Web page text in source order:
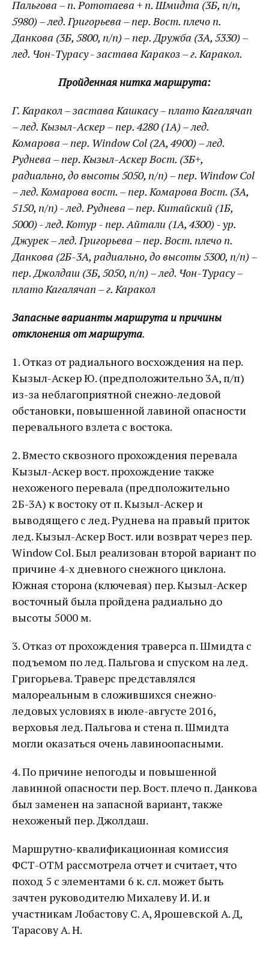
Пальгова – п. Рототаева + п. Шмидта (3Б, п/п,
5980) – лед. Григорьева – пер. Вост. плечо п.
Данкова (3Б, 5800, п/п) – пер. Дружба (3А, 5330) –
лед. Чон-Турасу - застава Каракоз – г. Каракол.
Пройденная нитка маршрута:
Г. Каракол – застава Кашкасу – плато Кагалячап
– лед. Кызыл-Аскер – пер. 4280 (1А) – лед.
Комарова – пер. WindowCol (2А, 4900) – лед.
Руднева – пер. Кызыл-Аскер Вост. (3Б+,
радиально, до высоты 5050, п/п) – пер. WindowCol
– лед. Комарова вост. – пер. Комарова Вост. (3А,
5150, п/п) - лед. Руднева – пер. Китайский (1Б,
5000) - лед. Котур - пер. Айтали (1А, 4300) - ур.
Джурек – лед. Григорьева – пер. Вост. плечо п.
Данкова (2Б-3A, радиально, до высоты 5300, п/п) –
пер. Джолдаш (3Б, 5050, п/п) – лед. Чон-Турасу –
плато Кагалячап – г. Каракол
Запасные варианты маршрута и причины
отклонения от маршрута.
1. Отказ от радиального восхождения на пер.
Кызыл-Аскер Ю. (предположительно 3А, п/п)
из-за неблагоприятной снежно-ледовой
обстановки, повышенной лавиной опасности
перевального взлета с востока.
2. Вместо сквозного прохождения перевала
Кызыл-Аскер вост. прохождение также
нехоженого перевала (предположительно
2Б-3А) к востоку от п. Кызыл-Аскер и
выводящего с лед. Руднева на правый приток
лед. Кызыл-Аскер Вост. или возврат через пер.
Window Col. Был реализован второй вариант по
причине 4-х дневного снежного циклона.
Южная сторона (ключевая) пер. Кызыл-Аскер
восточный была пройдена радиально до
высоты 5000 м.
3. Отказ от прохождения траверса п. Шмидта с
подъемом по лед. Пальгова и спуском на лед.
Григорьева. Траверс представлялся
малореальным в сложившихся снежно-
ледовых условиях в июле-августе 2016,
верховья лед. Пальгова и стена п. Шмидта
могли оказаться очень лавиноопасными.
4. По причине непогоды и повышенной
лавинной опасности пер. Вост. плечо п. Данкова
был заменен на запасной вариант, также
нехоженый пер. Джолдаш.
Маршрутно-квалификационная комиссия
ФСТ-ОТМ рассмотрела отчет и считает, что
поход 5 с элементами 6 к. сл. может быть
зачтен руководителю Михалеву И. И. и
участникам Лобастову С. А, Ярошевской А. Д,
Тарасову А. Н.